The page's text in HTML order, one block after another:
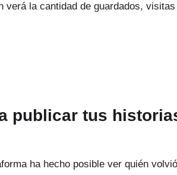
verá la cantidad de guardados,
publicar tus
ha hecho posible ver quién